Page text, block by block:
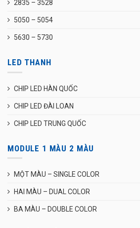
2835 – 3528
5050 – 5054
5630 – 5730
LED THANH
CHIP LED HÀN QUỐC
CHIP LED ĐÀI LOAN
CHIP LED TRUNG QUỐC
MODULE 1 MÀU 2 MÀU
MỘT MÀU – SINGLE COLOR
HAI MÀU – DUAL COLOR
BA MÀU – DOUBLE COLOR